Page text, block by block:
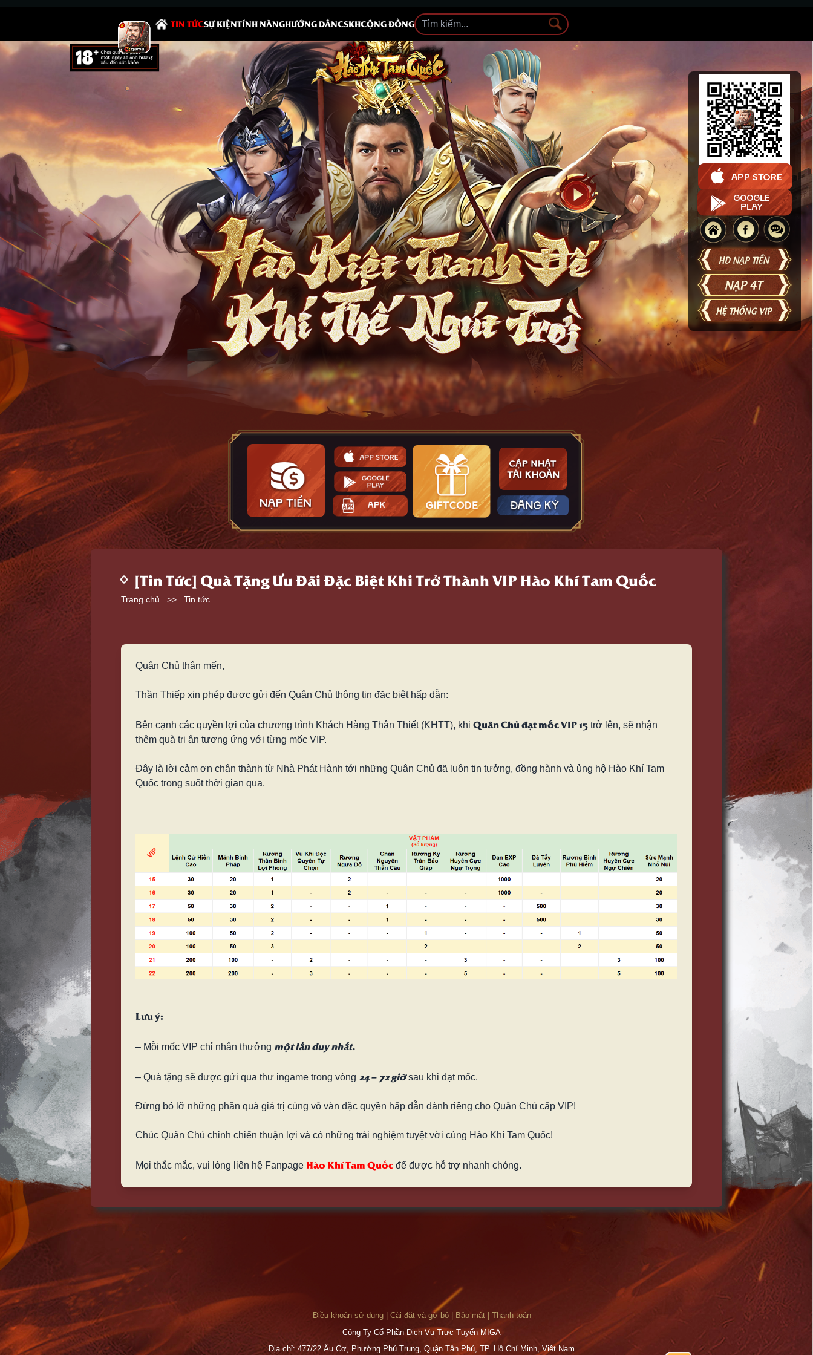
TIN TỨCSỰ KIỆNTÍNH NĂNGHƯỚNG DẪNCSKHCỘNG ĐỒNG
[Tin Tức] Quà Tặng Ưu Đãi Đặc Biệt Khi Trở Thành VIP Hào Khí Tam Quốc
Trang chủ >> Tin tức
Quân Chủ thân mến,
Thần Thiếp xin phép được gửi đến Quân Chủ thông tin đặc biệt hấp dẫn:
Bên cạnh các quyền lợi của chương trình Khách Hàng Thân Thiết (KHTT), khi Quân Chủ đạt mốc VIP 15 trở lên, sẽ nhận
thêm quà tri ân tương ứng với từng mốc VIP.
Đây là lời cảm ơn chân thành từ Nhà Phát Hành tới những Quân Chủ đã luôn tin tưởng, đồng hành và ủng hộ Hào Khí Tam
Quốc trong suốt thời gian qua.
Lưu ý:
– Mỗi mốc VIP chỉ nhận thưởng một lần duy nhất.
– Quà tặng sẽ được gửi qua thư ingame trong vòng 24 – 72 giờsau khi đạt mốc.
Đừng bỏ lỡ những phần quà giá trị cùng vô vàn đặc quyền hấp dẫn dành riêng cho Quân Chủ cấp VIP!
Chúc Quân Chủ chinh chiến thuận lợi và có những trải nghiệm tuyệt vời cùng Hào Khí Tam Quốc!
Mọi thắc mắc, vui lòng liên hệ Fanpage Hào Khí Tam Quốc để được hỗ trợ nhanh chóng.
Điều khoản sử dụng| Cài đặt và gỡ bỏ| Bảo mật| Thanh toán
Công Ty Cổ Phần Dịch Vụ Trực Tuyến MIGA
Địa chỉ: 477/22 Âu Cơ, Phường Phú Trung, Quận Tân Phú, TP. Hồ Chí Minh, Viêt Nam